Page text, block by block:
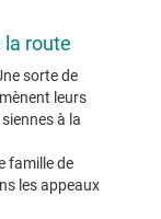
la route
sorte de
leurs
à la
famille de
les appeaux